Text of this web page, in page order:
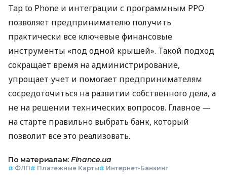
Tap to Phone и интеграции с программным РРО
позволяет предпринимателю получить
практически все ключевые финансовые
инструменты «под одной крышей». Такой подход
сокращает время на администрирование,
упрощает учет и помогает предпринимателям
сосредоточиться на развитии собственного дела, а
не на решении технических вопросов. Главное —
на старте правильно выбрать банк, который
позволит все это реализовать.
По материалам: Finance.ua
# ФЛП# Платежные Карты# Интернет-Банкинг